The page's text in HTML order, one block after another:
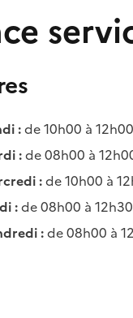
:de 10h00 à 12h00
:de 08h00 à
:de 10h00 à
:de 08h00 à
:de 08h00 à